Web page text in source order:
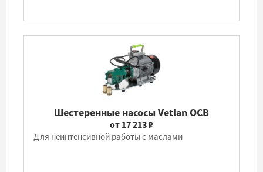
Шестеренные насосы Vetlan OCB
от 17 213 ₽
Для неинтенсивной работы с маслами